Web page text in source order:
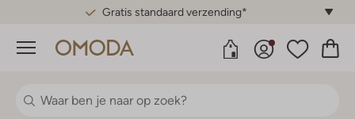
Gratis standaard verzending*
Menu